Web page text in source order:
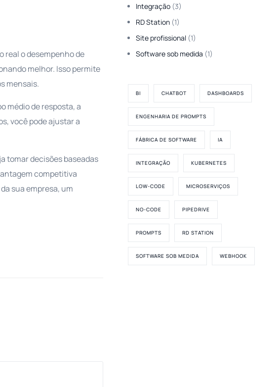
real o desempenho de
melhor. Isso permite
mensais.
médio de resposta, a
você pode ajustar a
tomar decisões baseadas
competitiva
sua empresa, um
Integração (3)
RD Station (1)
Site profissional (1)
Software sob medida (1)
BI CHATBOT DASHBOARDS
ENGENHARIA DE PROMPTS
FÁBRICA DE SOFTWARE IA
INTEGRAÇÃO KUBERNETES
LOW-CODE MICROSERVIÇOS
NO-CODE PIPEDRIVE
PROMPTS RD STATION
SOFTWARE SOB MEDIDA WEBHOOK